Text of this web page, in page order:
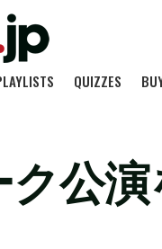
QUIZZES
公